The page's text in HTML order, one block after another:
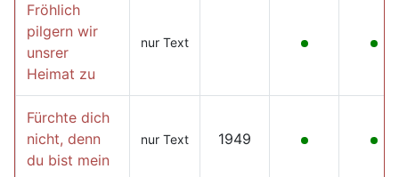
Fröhlich
pilgern wir
unsrer
Heimat zu
nur Text
Fürchte dich
nicht, denn
du bist mein
nur Text 1949